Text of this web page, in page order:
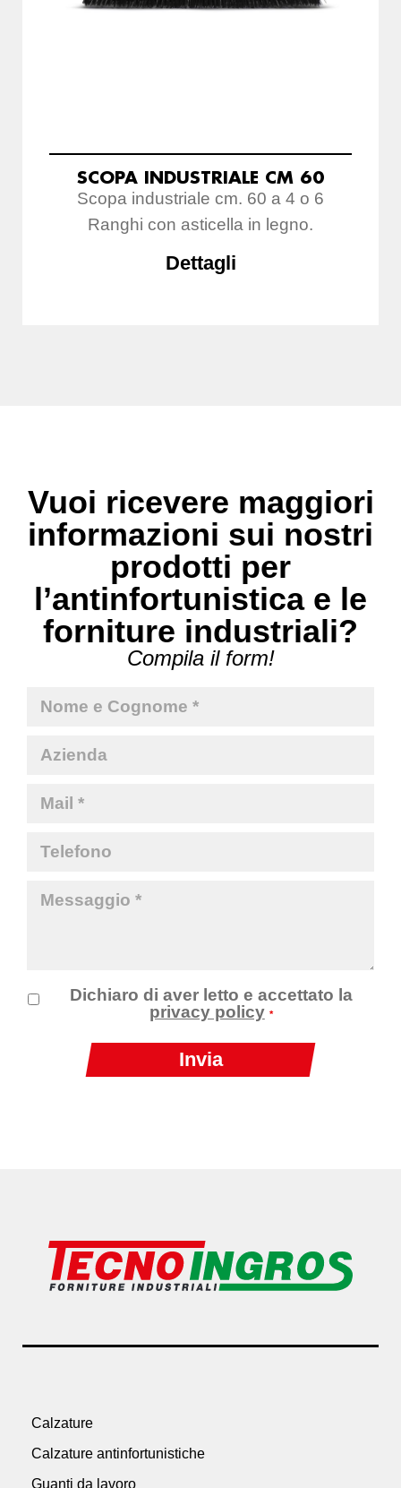
SCOPA INDUSTRIALE CM 60
Scopa industriale cm. 60 a 4 o 6
Ranghi con asticella in legno.
Dettagli
Vuoi ricevere maggiori
informazioni sui nostri
prodotti per
l’antinfortunistica e le
forniture industriali?
Compila il form!
Dichiaro di aver letto e accettato la
privacy policy *
Calzature
Calzature antinfortunistiche
Guanti da lavoro